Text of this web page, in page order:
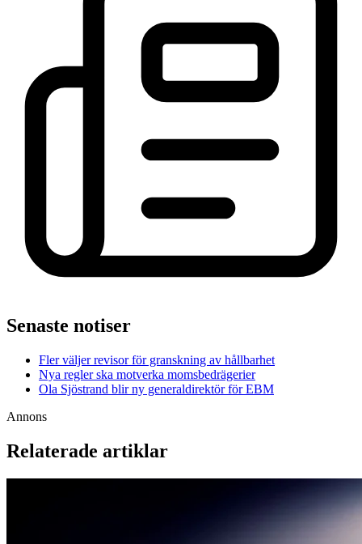
Senaste notiser
Fler väljer revisor för granskning av hållbarhet
Nya regler ska motverka momsbedrägerier
Ola Sjöstrand blir ny generaldirektör för EBM
Annons
Relaterade artiklar